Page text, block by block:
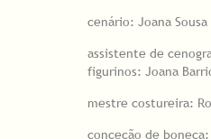
cenário: Joana Sousa
assistente de
figurinos: Joana
mestre costureira:
conceção de